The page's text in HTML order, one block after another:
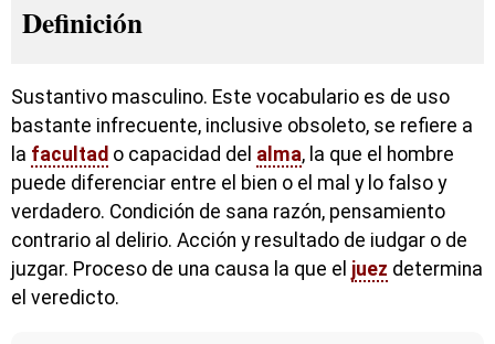
Definición
Sustantivo masculino. Este vocabulario es de uso
bastante infrecuente, inclusive obsoleto, se refiere a
la facultad o capacidad del alma, la que el hombre
puede diferenciar entre el bien o el mal y lo falso y
verdadero. Condición de sana razón, pensamiento
contrario al delirio. Acción y resultado de iudgar o de
juzgar. Proceso de una causa la que el juez determina
el veredicto.